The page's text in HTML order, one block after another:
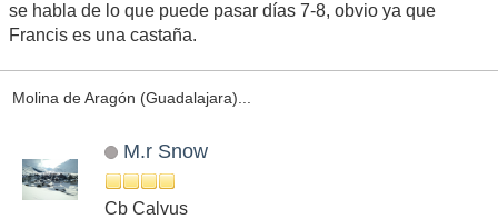
se habla de lo que puede pasar días 7-8, obvio ya que
Francis es una castaña.
Molina de Aragón (Guadalajara)...
M.r Snow
Cb Calvus